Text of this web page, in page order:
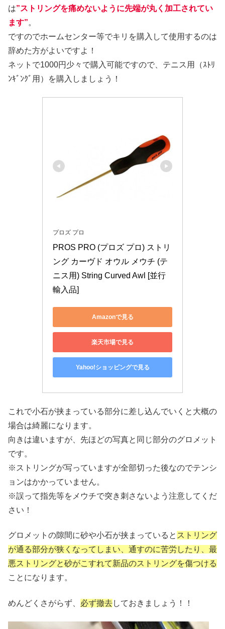
は”ストリングを痛めないように先端が丸く加工されてい
ます”。
ですのでホームセンター等でキリを購入して使用するのは
辞めた方がよいですよ！
ネットで1000円少々で購入可能ですので、テニス用（ｽﾄﾘ
ﾝｷﾞﾝｸﾞ用）を購入しましょう！
プロズ プロ
PROS PRO (プロズ プロ) ストリ
ング カーヴド オウル メウチ (テ
ニス用) String Curved Awl [並行
輸入品]
Amazonで見る
楽天市場で見る
Yahoo!ショッピングで見る
これで小石が挟まっている部分に差し込んでいくと大概の
場合は綺麗になります。
向きは違いますが、先ほどの写真と同じ部分のグロメット
です。
※ストリングが写っていますが全部切った後なのでテンシ
ョンはかかっていません。
※誤って指先等をメウチで突き刺さないよう注意してくだ
さい！
グロメットの隙間に砂や小石が挟まっていると ストリング
が通る部分が狭くなってしまい、通すのに苦労したり、最
悪ストリングと砂がこすれて新品のストリングを傷つける
ことになります。
めんどくさがらず、 必ず撤去しておきましょう！！